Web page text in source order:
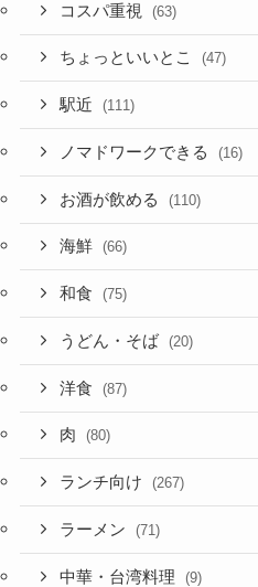
コスパ重視 (63)
ちょっといいとこ (47)
駅近 (111)
ノマドワークできる (16)
お酒が飲める (110)
海鮮 (66)
和食 (75)
うどん・そば (20)
洋食 (87)
肉 (80)
ランチ向け (267)
ラーメン (71)
中華・台湾料理 (9)